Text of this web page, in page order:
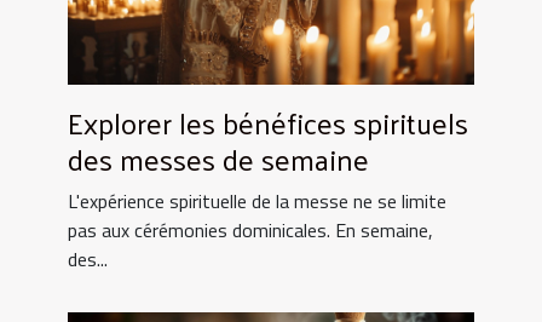
Explorer les bénéfices spirituels
des messes de semaine
L'expérience spirituelle de la messe ne se limite
pas aux cérémonies dominicales. En semaine,
des...